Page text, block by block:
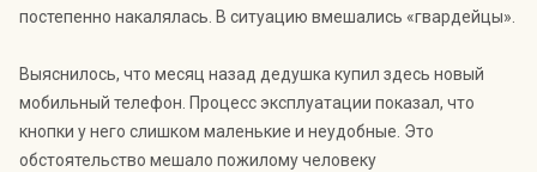
постепенно накалялась. В ситуацию вмешались «гвардейцы».
Выяснилось, что месяц назад дедушка купил здесь новый
мобильный телефон. Процесс эксплуатации показал, что
кнопки у него слишком маленькие и неудобные. Это
обстоятельство мешало пожилому человеку